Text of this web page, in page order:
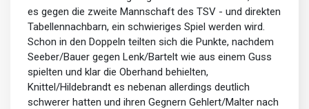
es gegen die zweite Mannschaft des TSV - und direkten
Tabellennachbarn, ein schwieriges Spiel werden wird.
Schon in den Doppeln teilten sich die Punkte, nachdem
Seeber/Bauer gegen Lenk/Bartelt wie aus einem Guss
spielten und klar die Oberhand behielten,
Knittel/Hildebrandt es nebenan allerdings deutlich
schwerer hatten und ihren Gegnern Gehlert/Malter nach